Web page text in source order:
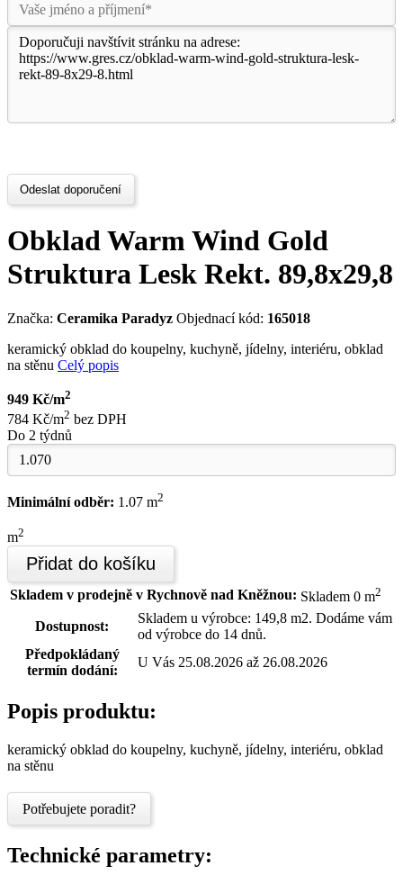
Odeslat doporučení
Obklad Warm Wind Gold
Struktura Lesk Rekt. 89,8x29,8
Značka: Ceramika Paradyz Objednací kód: 165018
keramický obklad do koupelny, kuchyně, jídelny, interiéru, obklad
na stěnu Celý popis
949 Kč/m2
784 Kč/m2 bez DPH
Do 2 týdnů
Minimální odběr: 1.07 m2
m2
Přidat do košíku
Skladem v prodejně v Rychnově nad Kněžnou: Skladem 0 m2
Dostupnost:
Skladem u výrobce: 149,8 m2. Dodáme vám
od výrobce do 14 dnů.
Předpokládaný
termín dodání:
U Vás 25.08.2026 až 26.08.2026
Popis produktu:
keramický obklad do koupelny, kuchyně, jídelny, interiéru, obklad
na stěnu
Potřebujete poradit?
Technické parametry: